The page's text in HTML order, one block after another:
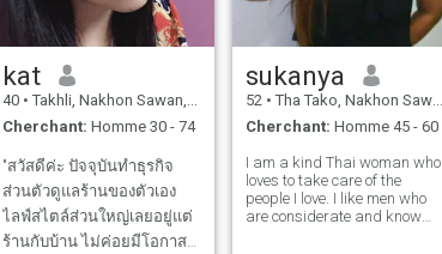
sommes ensemble, je suis
prêt à ouvrir mon cœur et
kat
40 • Takhli, Nakhon Sawan, Thailande
Cherchant: Homme 30 - 74
"สวัสดีค่ะ ปัจจุบันทำธุรกิจ
ส่วนตัวดูแลร้านของตัวเอง
ไลฟ์สไตล์ส่วนใหญ่เลยอยู่แต่
ร้านกับบ้าน ไม่ค่อยมีโอกาส
sukanya
52 • Tha Tako, Nakhon Sawan, Thailande
Cherchant: Homme 45 - 60
I am a kind Thai woman who
loves to take care of the
people I love. I like men who
are considerate and know